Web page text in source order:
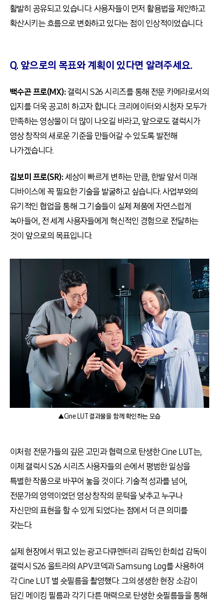
활발히 공유되고 있습니다. 사용자들이 먼저 활용법을 제안하고
확산시키는 흐름으로 변화하고 있다는 점이 인상적이었습니다.
Q. 앞으로의 목표와 계획이 있다면 알려주세요.
백수곤 프로(MX):갤럭시 S26 시리즈를 통해 전문 카메라로서의
입지를 더욱 공고히 하고자 합니다. 크리에이터와 시청자 모두가
만족하는 영상물이 더 많이 나오길 바라고, 앞으로도 갤럭시가
영상 창작의 새로운 기준을 만들어갈 수 있도록 발전해
나가겠습니다.
김보미 프로(SR):세상이 빠르게 변하는 만큼, 한발 앞서 미래
디바이스에 꼭 필요한 기술을 발굴하고 싶습니다. 사업부와의
유기적인 협업을 통해 그 기술들이 실제 제품에 자연스럽게
녹아들어, 전 세계 사용자들에게 혁신적인 경험으로 전달하는
것이 앞으로의 목표입니다.
▲Cine LUT 결과물을 함께 확인하는 모습
이처럼 전문가들의 깊은 고민과 협력으로 탄생한 Cine LUT는,
이제 갤럭시 S26 시리즈 사용자들의 손에서 평범한 일상을
특별한 작품으로 바꾸어 놓을 것이다. 기술적 성과를 넘어,
전문가의 영역이었던 영상 창작의 문턱을 낮추고 누구나
자신만의 표현을 할 수 있게 되었다는 점에서 더 큰 의미를
갖는다.
실제 현장에서 뛰고 있는 광고·다큐멘터리 감독인 한희섭 감독이
갤럭시 S26 울트라의 APV코덱과 Samsung Log를 사용하여
각 Cine LUT 별 숏필름을 촬영했다. 그의 생생한 현장 소감이
담긴 메이킹 필름과 각기 다른 매력으로 탄생한 숏필름들을 통해